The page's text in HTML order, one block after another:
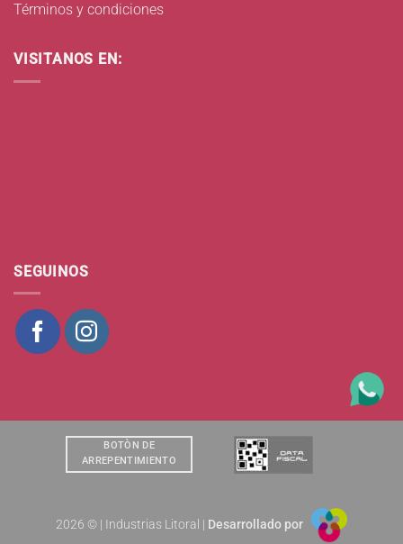
Términos y condiciones
VISITANOS EN:
SEGUINOS
BOTÒN DE
ARREPENTIMIENTO
2026 © | Industrias Litoral | Desarrollado por